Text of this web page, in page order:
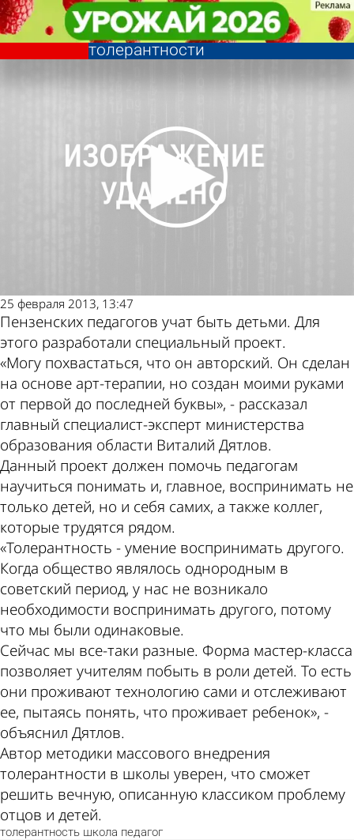
На педагогах Пензы опробовали
методику внедрения
толерантности
Общество
25 февраля 2013, 13:47
Пензенских педагогов учат быть детьми. Для
этого разработали специальный проект.
«Могу похвастаться, что он авторский. Он сделан
на основе арт-терапии, но создан моими руками
от первой до последней буквы», - рассказал
главный специалист-эксперт министерства
образования области Виталий Дятлов.
Данный проект должен помочь педагогам
научиться понимать и, главное, воспринимать не
только детей, но и себя самих, а также коллег,
которые трудятся рядом.
«Толерантность - умение воспринимать другого.
Когда общество являлось однородным в
советский период, у нас не возникало
необходимости воспринимать другого, потому
что мы были одинаковые.
Сейчас мы все-таки разные. Форма мастер-класса
позволяет учителям побыть в роли детей. То есть
они проживают технологию сами и отслеживают
ее, пытаясь понять, что проживает ребенок», -
объяснил Дятлов.
Автор методики массового внедрения
толерантности в школы уверен, что сможет
решить вечную, описанную классиком проблему
отцов и детей.
толерантность школа педагог
На педагогах Пензы опробовали
методику внедрения
толерантности
Общество
Другие новости по
теме
Погода и курсы
валют в Пензе